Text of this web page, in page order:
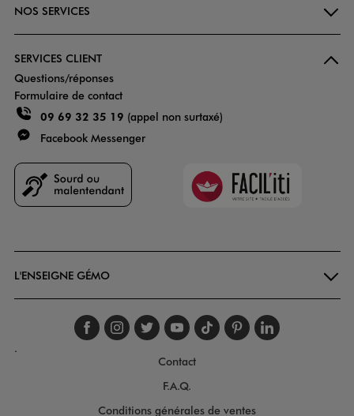
NOS SERVICES
SERVICES CLIENT
Questions/réponses
Formulaire de contact
09 69 32 35 19 (appel non surtaxé)
Facebook Messenger
Faciliti
L'ENSEIGNE GÉMO
Suivez-nous sur
Suivez-nous sur
Suivez-nous sur
Suivez-nous
Suivez-nous
Suivez-
.
Contact
F.A.Q.
Conditions générales de ventes